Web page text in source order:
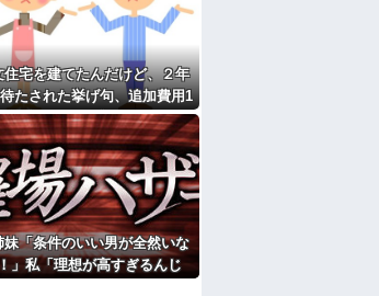
所さんに売ってた。私「お
達？」姪「それ言っちゃ
。信じて下さい」 ←何で
が苦痛。私「貴方は私の
それは男だから許される
どういう反応をするか」
その理由がコレｗｗｗ
ます。妻に酷いことばか
れ替えるから」と言って
住宅を建てたんだけど、２年
たされた挙げ句、追加費用1
請求された。流石におかしい
よね？
妹「条件のいい男が全然いな
」私「理想が高すぎるんじ